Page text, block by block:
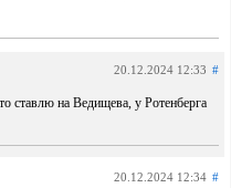
20.12.2024 12:33 #
ставлю на Ведищева, у Ротенберга
20.12.2024 12:34 #